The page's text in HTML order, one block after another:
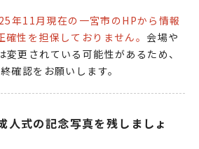
年11月現在の一宮市のHPから情報
性を担保しておりません。 会場や
変更されている可能性があるため、
確認をお願いします。
人式の記念写真を残しましょ